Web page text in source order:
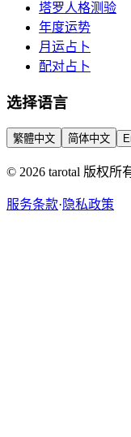
塔罗人格测验
年度运势
月运占卜
配对占卜
选择语言
繁體中文 简体中文
© 2026 tarotal 版权所
服务条款· 隐私政策